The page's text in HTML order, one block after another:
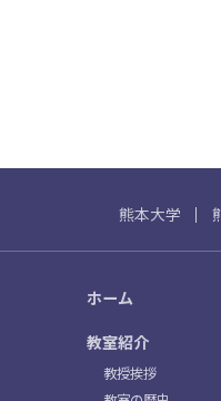
熊本大学
ホーム
教室紹介
教授挨拶